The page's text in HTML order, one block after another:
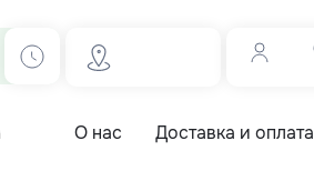
О нас Доставка и оплата